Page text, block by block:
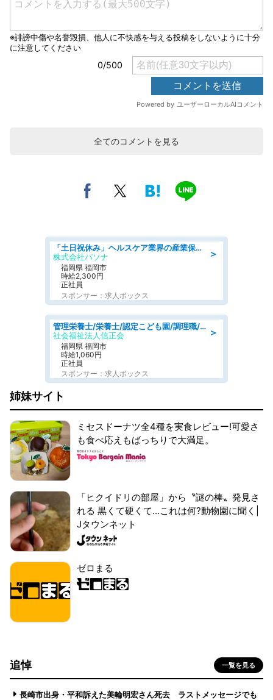
全てのコメントを見る
＞
「土日祝休み」ヘルスケア業界の産業保健師/高時給/未経験OK/要資格:保健師、正看護師
株式会社パソナ
福岡県 福岡市
時給2,300円
正社員
スポンサー：求人ボックス
＞
管理栄養士/栄養士/認定こども園/調理職/認定こども園/週3日～相談可能
社会福祉法人信正会
福岡県 福岡市
時給1,060円
正社員
スポンサー：求人ボックス
姉妹サイト
ミセスドーナツ全4種を実食レビュー!可愛さ
も食べ応えもばっちりで大満足。
「ヒクイドリの部屋」から〝謎の棒〟発見さ
れる 黒くて硬くて...これは何?動物園に聞く|
Jタウンネット
ゼロまる
追悼 一覧を見る
長崎市出身・平和訴えた美輪明宏さん死去 ラストメッセージでも